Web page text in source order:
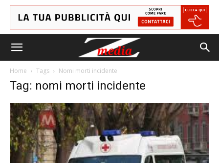
Home Tags Nomi morti incidente
Tag: nomi morti incidente